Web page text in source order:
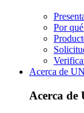
Por
Acerca de
Acerca de